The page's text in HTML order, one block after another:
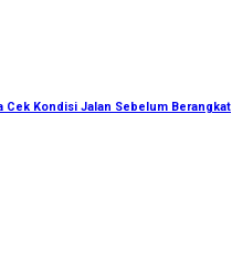
Cek Kondisi Jalan Sebelum Berangkat